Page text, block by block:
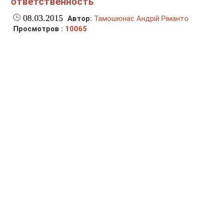
08.03.2015 Автор: Тамошюнас Андрій Ріманто
Просмотров : 10065